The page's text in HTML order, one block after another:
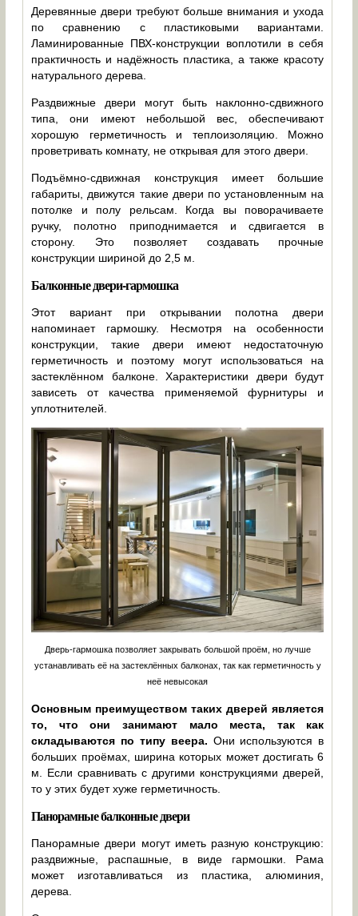
Деревянные двери требуют больше внимания и ухода
по сравнению с пластиковыми вариантами.
Ламинированные ПВХ-конструкции воплотили в себя
практичность и надёжность пластика, а также красоту
натурального дерева.
Раздвижные двери могут быть наклонно-сдвижного
типа, они имеют небольшой вес, обеспечивают
хорошую герметичность и теплоизоляцию. Можно
проветривать комнату, не открывая для этого двери.
Подъёмно-сдвижная конструкция имеет большие
габариты, движутся такие двери по установленным на
потолке и полу рельсам. Когда вы поворачиваете
ручку, полотно приподнимается и сдвигается в
сторону. Это позволяет создавать прочные
конструкции шириной до 2,5 м.
Балконные двери-гармошка
Этот вариант при открывании полотна двери
напоминает гармошку. Несмотря на особенности
конструкции, такие двери имеют недостаточную
герметичность и поэтому могут использоваться на
застеклённом балконе. Характеристики двери будут
зависеть от качества применяемой фурнитуры и
уплотнителей.
Дверь-гармошка позволяет закрывать большой проём, но лучше
устанавливать её на застеклённых балконах, так как герметичность у
неё невысокая
Основным преимуществом таких дверей является
то, что они занимают мало места, так как
складываются по типу веера. Они используются в
больших проёмах, ширина которых может достигать 6
м. Если сравнивать с другими конструкциями дверей,
то у этих будет хуже герметичность.
Панорамные балконные двери
Панорамные двери могут иметь разную конструкцию:
раздвижные, распашные, в виде гармошки. Рама
может изготавливаться из пластика, алюминия,
дерева.